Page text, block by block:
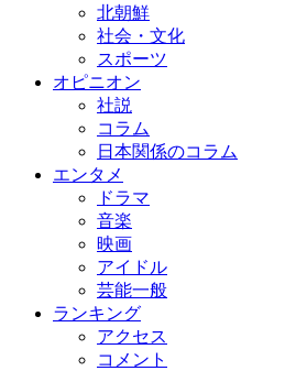
北朝鮮
社会・文化
スポーツ
オピニオン
社説
コラム
日本関係のコラム
エンタメ
ドラマ
音楽
映画
アイドル
芸能一般
ランキング
アクセス
コメント